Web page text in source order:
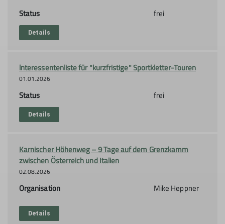
Status frei
Details
lnteressentenliste für "kurzfristige" Sportkletter-Touren
01.01.2026
Status frei
Details
Karnischer Höhenweg – 9 Tage auf dem Grenzkamm
zwischen Österreich und Italien
02.08.2026
Organisation Mike Heppner
Details